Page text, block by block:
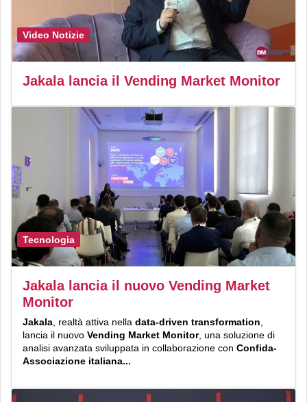
Video Notizie
Jakala lancia il Vending Market Monitor
Tecnologia
Jakala lancia il nuovo Vending Market
Monitor
Jakala , realtà attiva nella data-driven transformation
lancia il nuovo Vending Market Monitor, una soluzione di
analisi avanzata sviluppata in collaborazione con Confida-
Associazione italiana...